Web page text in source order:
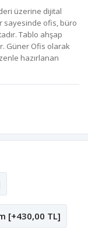
üzerine dijital
sayesinde ofis, büro
Tablo ahşap
Güner Ofis olarak
hazırlanan
[+430,00 TL]